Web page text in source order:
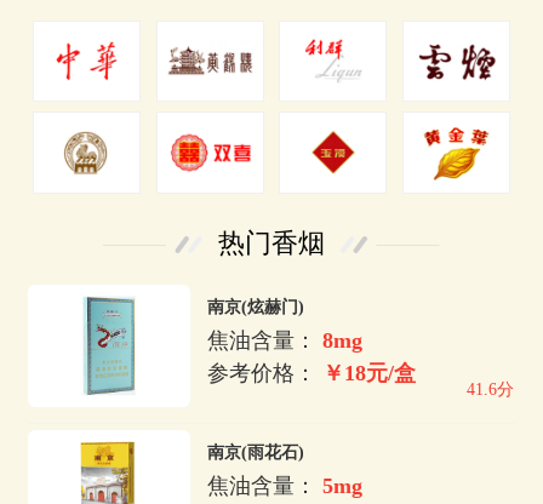
热门香烟
南京(炫赫门)
焦油含量：8mg
参考价格：
￥18元/盒
41.6分
南京(雨花石)
焦油含量：5mg